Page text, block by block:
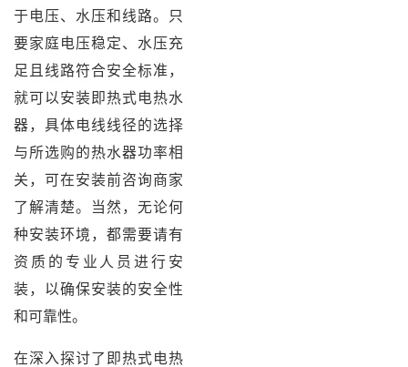
于电压、水压和线路。只
要家庭电压稳定、水压充
足且线路符合安全标准，
就可以安装即热式电热水
器，具体电线线径的选择
与所选购的热水器功率相
关，可在安装前咨询商家
了解清楚。当然，无论何
种安装环境，都需要请有
资质的专业人员进行安
装，以确保安装的安全性
和可靠性。
在深入探讨了即热式电热